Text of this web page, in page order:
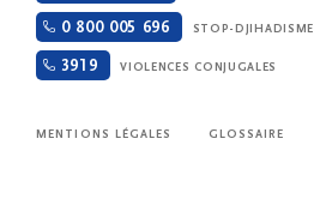
0 800 005 696 STOP-DJIHADISME
3919 VIOLENCES CONJUGALES
MENTIONS LÉGALES GLOSSAIRE